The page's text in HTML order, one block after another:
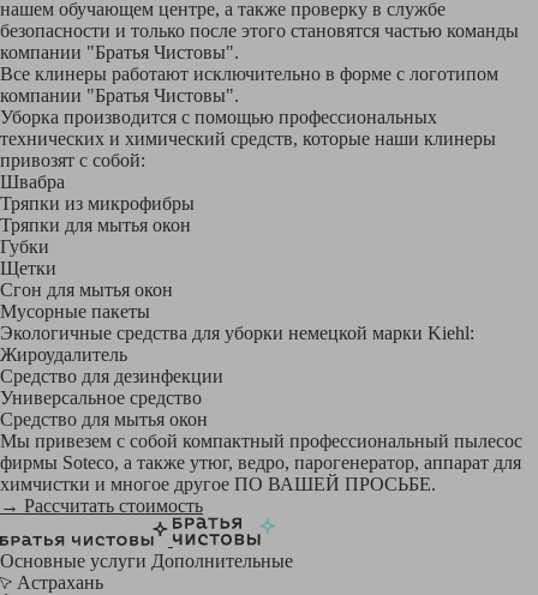
нашем обучающем центре, а также проверку в службе
безопасности и только после этого становятся частью команды
компании "Братья Чистовы".
Все клинеры работают исключительно в форме с логотипом
компании "Братья Чистовы".
Уборка производится с помощью профессиональных
технических и химический средств, которые наши клинеры
привозят с собой:
Швабра
Тряпки из микрофибры
Тряпки для мытья окон
Губки
Щетки
Сгон для мытья окон
Мусорные пакеты
Экологичные средства для уборки немецкой марки Kiehl:
Жироудалитель
Средство для дезинфекции
Универсальное средство
Средство для мытья окон
Мы привезем с собой компактный профессиональный пылесос
фирмы Soteco, а также утюг, ведро, парогенератор, аппарат для
химчистки и многое другое ПО ВАШЕЙ ПРОСЬБЕ.
→ Рассчитать стоимость
Основные услуги Дополнительные
Астрахань